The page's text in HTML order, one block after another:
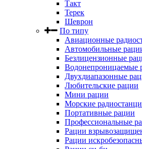
Такт
Терек
Шеврон
По типу
Авиационные
Автомобильные
Безлицензионные
Водонепроницаемые
Двухдиапазонные
Любительские рации
Мини рации
Морские
Портативные рации
Профессиональные
Рации
Рации